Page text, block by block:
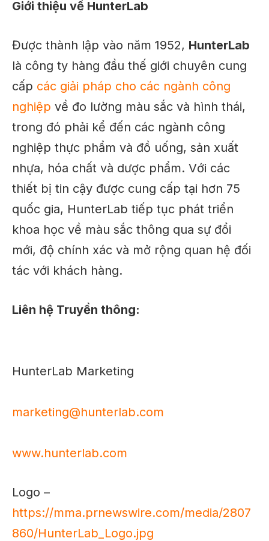
Giới thiệu về HunterLab
Được thành lập vào năm 1952, HunterLab
là công ty hàng đầu thế giới chuyên cung
cấp các giải pháp cho các ngành công
nghiệp về đo lường màu sắc và hình thái,
trong đó phải kể đến các ngành công
nghiệp thực phẩm và đồ uống, sản xuất
nhựa, hóa chất và dược phẩm. Với các
thiết bị tin cậy được cung cấp tại hơn 75
quốc gia, HunterLab tiếp tục phát triển
khoa học về màu sắc thông qua sự đổi
mới, độ chính xác và mở rộng quan hệ đối
tác với khách hàng.
Liên hệ Truyền thông:
HunterLab Marketing
marketing@hunterlab.com
www.hunterlab.com
Logo –
https://mma.prnewswire.com/media/2807
860/HunterLab_Logo.jpg